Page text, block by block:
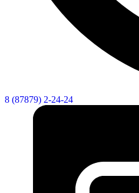
8 (87879) 2-24-24